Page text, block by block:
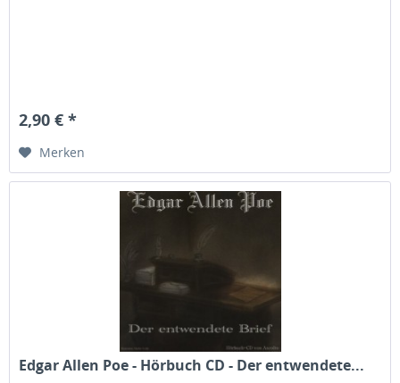
2,90 € *
Merken
Edgar Allen Poe - Hörbuch CD - Der entwendete...